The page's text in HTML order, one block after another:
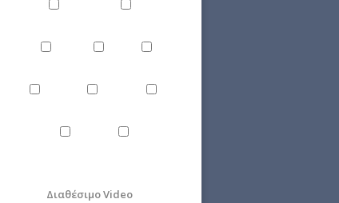
Διαθέσιμο Video